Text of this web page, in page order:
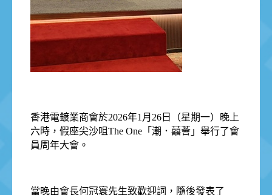
香港電鍍業商會於2026年1月26日（星期一）晚上
六時，假座尖沙咀The One「潮．囍薈」舉行了會
員周年大會。
當晚由會長何冠寰先生致歡迎詞，隨後發表了